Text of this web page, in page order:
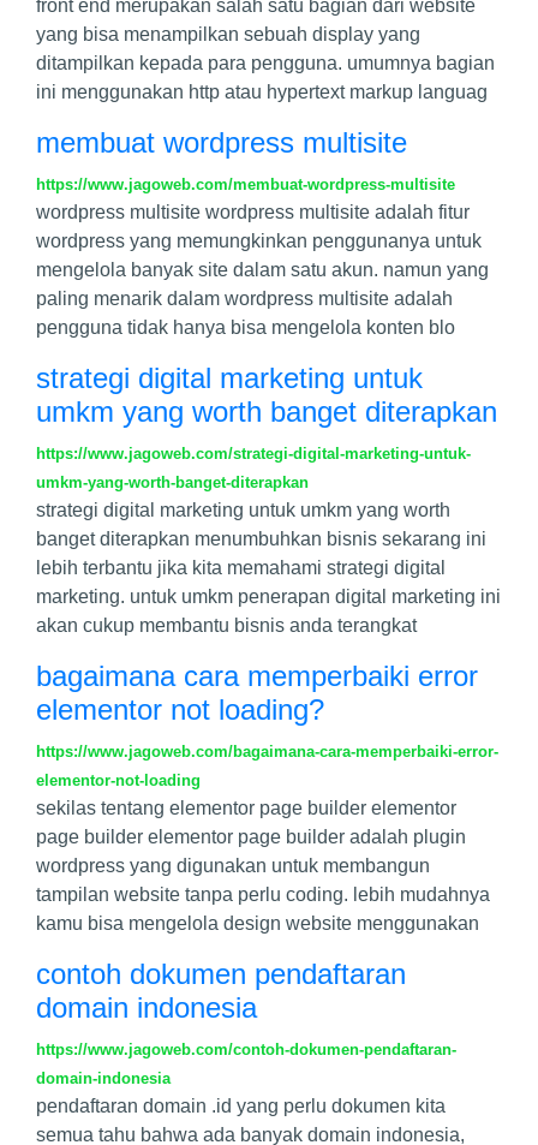
front end merupakan salah satu bagian dari website
yang bisa menampilkan sebuah display yang
ditampilkan kepada para pengguna. umumnya bagian
ini menggunakan http atau hypertext markup languag
membuat wordpress multisite
https://www.jagoweb.com/membuat-wordpress-multisite
wordpress multisite wordpress multisite adalah fitur
wordpress yang memungkinkan penggunanya untuk
mengelola banyak site dalam satu akun. namun yang
paling menarik dalam wordpress multisite adalah
pengguna tidak hanya bisa mengelola konten blo
strategi digital marketing untuk
umkm yang worth banget diterapkan
https://www.jagoweb.com/strategi-digital-marketing-untuk-
umkm-yang-worth-banget-diterapkan
strategi digital marketing untuk umkm yang worth
banget diterapkan menumbuhkan bisnis sekarang ini
lebih terbantu jika kita memahami strategi digital
marketing. untuk umkm penerapan digital marketing ini
akan cukup membantu bisnis anda terangkat
bagaimana cara memperbaiki error
elementor not loading?
https://www.jagoweb.com/bagaimana-cara-memperbaiki-error-
elementor-not-loading
sekilas tentang elementor page builder elementor
page builder elementor page builder adalah plugin
wordpress yang digunakan untuk membangun
tampilan website tanpa perlu coding. lebih mudahnya
kamu bisa mengelola design website menggunakan
contoh dokumen pendaftaran
domain indonesia
https://www.jagoweb.com/contoh-dokumen-pendaftaran-
domain-indonesia
pendaftaran domain .id yang perlu dokumen kita
semua tahu bahwa ada banyak domain indonesia,